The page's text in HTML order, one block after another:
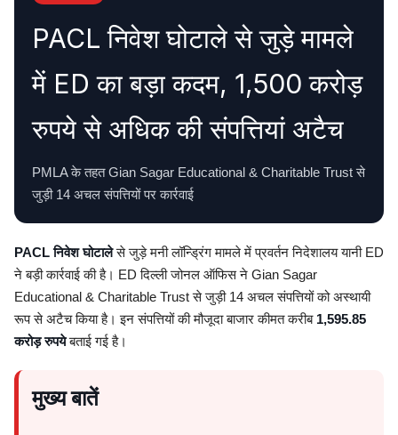
PACL निवेश घोटाले से जुड़े मामले
में ED का बड़ा कदम, 1,500 करोड़
रुपये से अधिक की संपत्तियां अटैच
PMLA के तहत Gian Sagar Educational & Charitable Trust से
जुड़ी 14 अचल संपत्तियों पर कार्रवाई
PACL निवेश घोटालेसे जुड़े मनी लॉन्ड्रिंग मामले में प्रवर्तन निदेशालय यानी ED
ने बड़ी कार्रवाई की है। ED दिल्ली जोनल ऑफिस ने Gian Sagar
Educational & Charitable Trust से जुड़ी 14 अचल संपत्तियों को अस्थायी
रूप से अटैच किया है। इन संपत्तियों की मौजूदा बाजार कीमत करीब 1,595.85
करोड़ रुपयेबताई गई है।
मुख्य बातें